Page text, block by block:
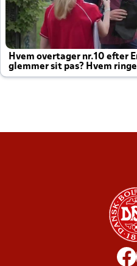
Hvem overtager nr.10 efter
glemmer sit pas? Hvem
altid til efter kampe?